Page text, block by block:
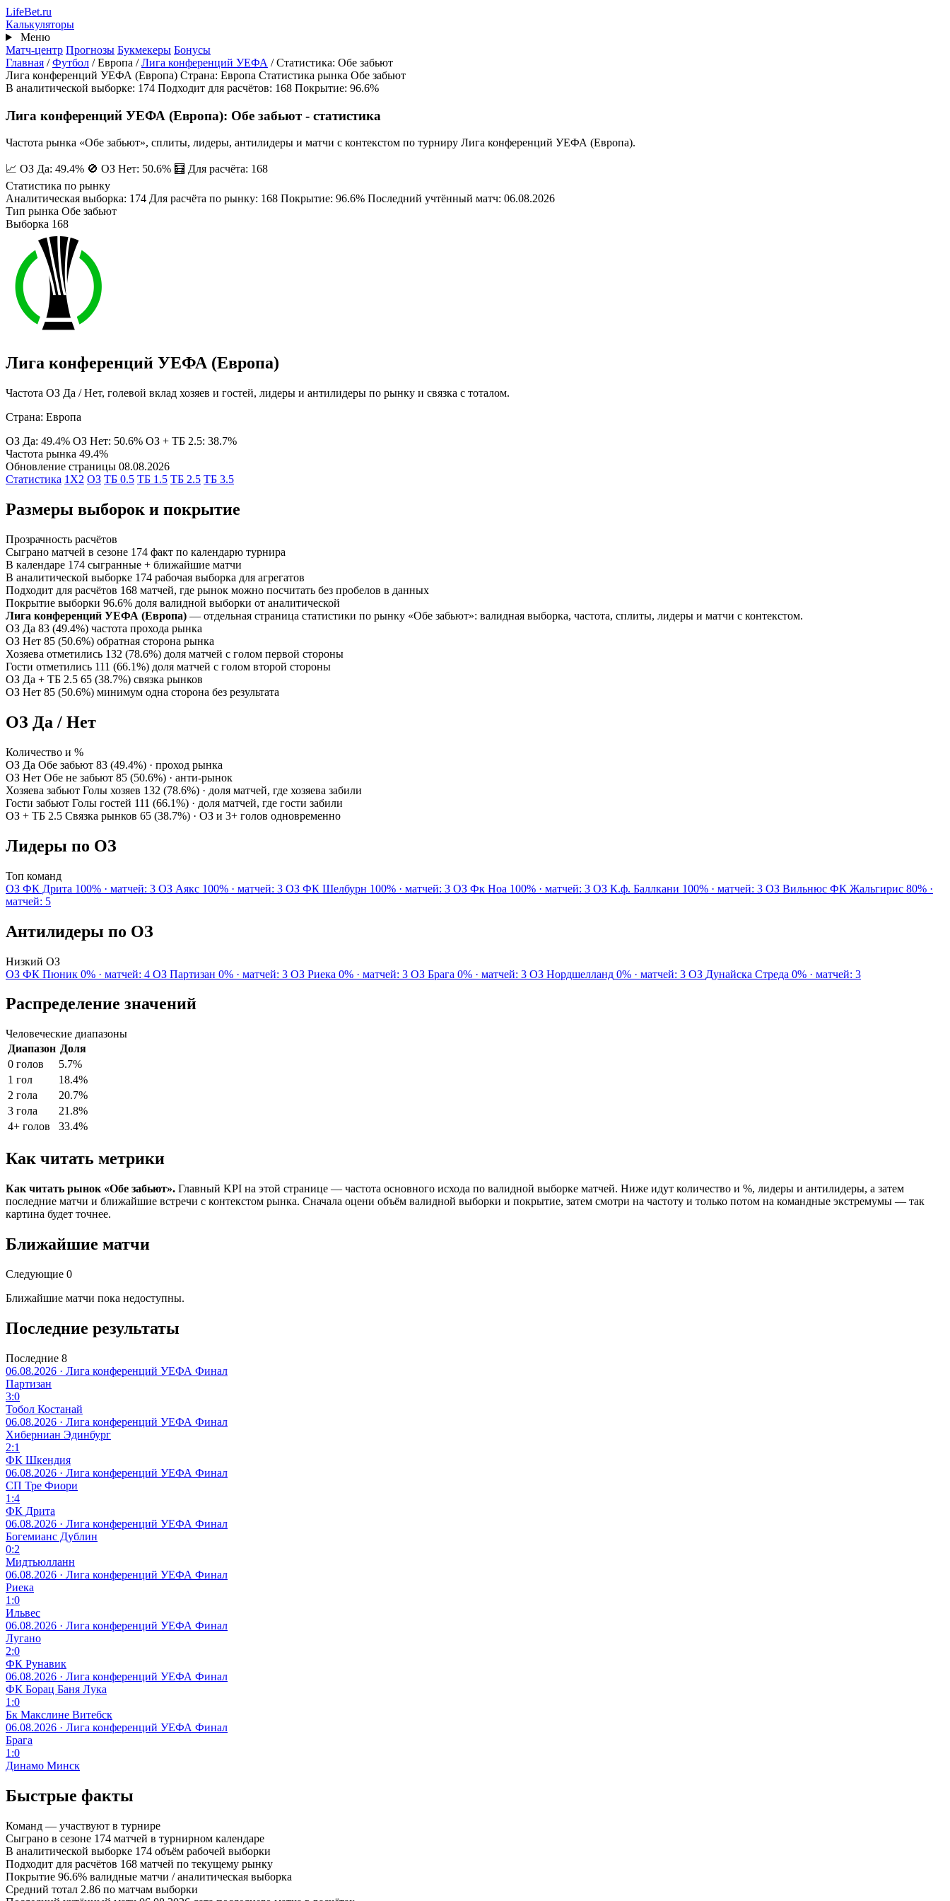
Перейти
к
основному
содержанию
LifeBet.ru
Калькуляторы
Меню
Матч-центр Прогнозы Букмекеры Бонусы
Главная / Футбол / Европа / Лига конференций УЕФА / Статистика: Обе забьют
Лига конференций УЕФА (Европа) Страна: Европа Статистика рынка Обе забьют
В аналитической выборке: 174 Подходит для расчётов: 168 Покрытие: 96.6%
Лига конференций УЕФА (Европа): Обе забьют - статистика
Частота рынка «Обе забьют», сплиты, лидеры, антилидеры и матчи с контекстом по турниру Лига конференций УЕФА (Европа).
📈 ОЗ Да: 49.4% 🚫 ОЗ Нет: 50.6% 🧮 Для расчёта: 168
Статистика по рынку
Аналитическая выборка: 174 Для расчёта по рынку: 168 Покрытие: 96.6% Последний учтённый матч: 06.08.2026
Тип рынка Обе забьют
Выборка 168
Лига конференций УЕФА (Европа)
Частота ОЗ Да / Нет, голевой вклад хозяев и гостей, лидеры и антилидеры по рынку и связка с тоталом.
Страна: Европа
ОЗ Да: 49.4% ОЗ Нет: 50.6% ОЗ + ТБ 2.5: 38.7%
Частота рынка 49.4%
Обновление страницы 08.08.2026
Статистика 1X2 ОЗ ТБ 0.5 ТБ 1.5 ТБ 2.5 ТБ 3.5
Размеры выборок и покрытие
Прозрачность расчётов
Сыграно матчей в сезоне 174 факт по календарю турнира
В календаре 174 сыгранные + ближайшие матчи
В аналитической выборке 174 рабочая выборка для агрегатов
Подходит для расчётов 168 матчей, где рынок можно посчитать без пробелов в данных
Покрытие выборки 96.6% доля валидной выборки от аналитической
Лига конференций УЕФА (Европа) — отдельная страница статистики по рынку «Обе забьют»: валидная выборка, частота, сплиты, лидеры и матчи с контекстом.
ОЗ Да 83 (49.4%) частота прохода рынка
ОЗ Нет 85 (50.6%) обратная сторона рынка
Хозяева отметились 132 (78.6%) доля матчей с голом первой стороны
Гости отметились 111 (66.1%) доля матчей с голом второй стороны
ОЗ Да + ТБ 2.5 65 (38.7%) связка рынков
ОЗ Нет 85 (50.6%) минимум одна сторона без результата
ОЗ Да / Нет
Количество и %
ОЗ Да Обе забьют 83 (49.4%) · проход рынка
ОЗ Нет Обе не забьют 85 (50.6%) · анти-рынок
Хозяева забьют Голы хозяев 132 (78.6%) · доля матчей, где хозяева забили
Гости забьют Голы гостей 111 (66.1%) · доля матчей, где гости забили
ОЗ + ТБ 2.5 Связка рынков 65 (38.7%) · ОЗ и 3+ голов одновременно
Лидеры по ОЗ
Топ команд
ОЗ ФК Дрита 100% · матчей: 3 ОЗ Аякс 100% · матчей: 3 ОЗ ФК Шелбурн 100% · матчей: 3 ОЗ Фк Ноа 100% · матчей: 3 ОЗ К.ф. Баллкани 100% · матчей: 3 ОЗ Вильнюс ФК Жальгирис 80% ·
матчей: 5
Антилидеры по ОЗ
Низкий ОЗ
ОЗ ФК Пюник 0% · матчей: 4 ОЗ Партизан 0% · матчей: 3 ОЗ Риека 0% · матчей: 3 ОЗ Брага 0% · матчей: 3 ОЗ Нордшелланд 0% · матчей: 3 ОЗ Дунайска Стреда 0% · матчей: 3
Распределение значений
Человеческие диапазоны
Диапазон Доля
0 голов
5.7%
1 гол
18.4%
2 гола
20.7%
3 гола
21.8%
4+ голов
33.4%
Как читать метрики
Как читать рынок «Обе забьют». Главный KPI на этой странице — частота основного исхода по валидной выборке матчей. Ниже идут количество и %, лидеры и антилидеры, а затем
последние матчи и ближайшие встречи с контекстом рынка. Сначала оцени объём валидной выборки и покрытие, затем смотри на частоту и только потом на командные экстремумы — так
картина будет точнее.
Ближайшие матчи
Следующие 0
Ближайшие матчи пока недоступны.
Последние результаты
Последние 8
06.08.2026 · Лига конференций УЕФА Финал
Партизан
3:0
Тобол Костанай
06.08.2026 · Лига конференций УЕФА Финал
Хиберниан Эдинбург
2:1
ФК Шкендия
06.08.2026 · Лига конференций УЕФА Финал
СП Тре Фиори
1:4
ФК Дрита
06.08.2026 · Лига конференций УЕФА Финал
Богемианс Дублин
0:2
Мидтьюлланн
06.08.2026 · Лига конференций УЕФА Финал
Риека
1:0
Ильвес
06.08.2026 · Лига конференций УЕФА Финал
Лугано
2:0
ФК Рунавик
06.08.2026 · Лига конференций УЕФА Финал
ФК Борац Баня Лука
1:0
Бк Макслине Витебск
06.08.2026 · Лига конференций УЕФА Финал
Брага
1:0
Динамо Минск
Быстрые факты
Команд — участвуют в турнире
Сыграно в сезоне 174 матчей в турнирном календаре
В аналитической выборке 174 объём рабочей выборки
Подходит для расчётов 168 матчей по текущему рынку
Покрытие 96.6% валидные матчи / аналитическая выборка
Средний тотал 2.86 по матчам выборки